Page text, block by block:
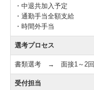
・中退共加入予定
・通勤手当全額支給
・時間外手当
選考プロセス
書類選考 → 面接1～2回
受付担当